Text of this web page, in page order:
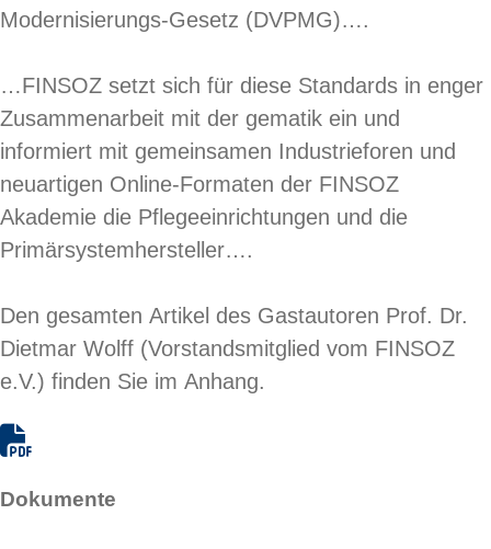
Modernisierungs-Gesetz (DVPMG)….
…FINSOZ setzt sich für diese Standards in enger
Zusammenarbeit mit der gematik ein und
informiert mit gemeinsamen Industrieforen und
neuartigen Online-Formaten der FINSOZ
Akademie die Pflegeeinrichtungen und die
Primärsystemhersteller….
Den gesamten Artikel des Gastautoren Prof. Dr.
Dietmar Wolff (Vorstandsmitglied vom FINSOZ
e.V.) finden Sie im Anhang.
Dokumente